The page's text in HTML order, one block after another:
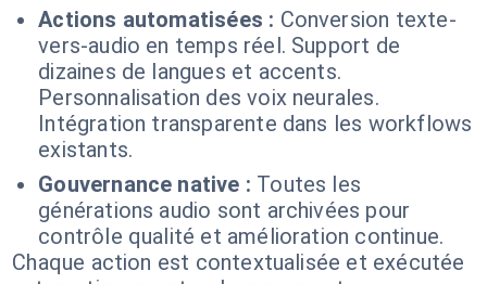
Actions automatisées : Conversion texte-
vers-audio en temps réel. Support de
dizaines de langues et accents.
Personnalisation des voix neurales.
Intégration transparente dans les workflows
existants.
Gouvernance native : Toutes les
générations audio sont archivées pour
contrôle qualité et amélioration continue.
Chaque action est contextualisée et exécutée